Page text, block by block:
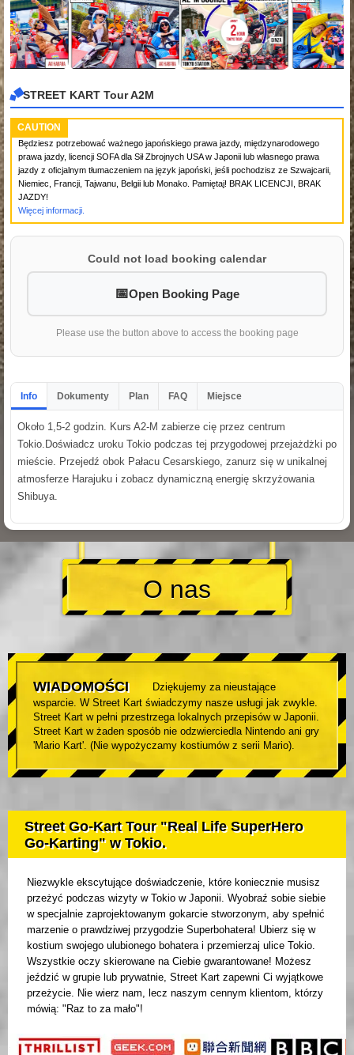
STREET KART Tour A2M
CAUTION
Będziesz potrzebować ważnego japońskiego prawa jazdy, międzynarodowego
prawa jazdy, licencji SOFA dla Sił Zbrojnych USA w Japonii lub własnego prawa
jazdy z oficjalnym tłumaczeniem na język japoński, jeśli pochodzisz ze Szwajcarii,
Niemiec, Francji, Tajwanu, Belgii lub Monako. Pamiętaj! BRAK LICENCJI, BRAK
JAZDY!
Więcej informacji.
Could not load booking calendar
Open Booking Page
Please use the button above to access the booking page
Info Dokumenty Plan FAQ Miejsce
Około 1,5-2 godzin. Kurs A2-M zabierze cię przez centrum
Tokio.Doświadcz uroku Tokio podczas tej przygodowej przejażdżki po
mieście. Przejedź obok Pałacu Cesarskiego, zanurz się w unikalnej
atmosferze Harajuku i zobacz dynamiczną energię skrzyżowania
Shibuya.
O nas
WIADOMOŚCI
Dziękujemy za nieustające
wsparcie. W Street Kart świadczymy nasze usługi jak zwykle.
Street Kart w pełni przestrzega lokalnych przepisów w Japonii.
Street Kart w żaden sposób nie odzwierciedla Nintendo ani gry
'Mario Kart'. (Nie wypożyczamy kostiumów z serii Mario).
Street Go-Kart Tour "Real Life SuperHero
Go-Karting" w Tokio.
Niezwykle ekscytujące doświadczenie, które koniecznie musisz
przeżyć podczas wizyty w Tokio w Japonii. Wyobraź sobie siebie
w specjalnie zaprojektowanym gokarcie stworzonym, aby spełnić
marzenie o prawdziwej przygodzie Superbohatera! Ubierz się w
kostium swojego ulubionego bohatera i przemierzaj ulice Tokio.
Wszystkie oczy skierowane na Ciebie gwarantowane! Możesz
jeździć w grupie lub prywatnie, Street Kart zapewni Ci wyjątkowe
przeżycie. Nie wierz nam, lecz naszym cennym klientom, którzy
mówią: "Raz to za mało"!